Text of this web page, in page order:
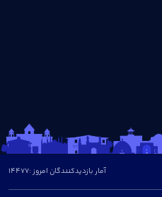
آمار بازدیدکنندگان امروز :14477